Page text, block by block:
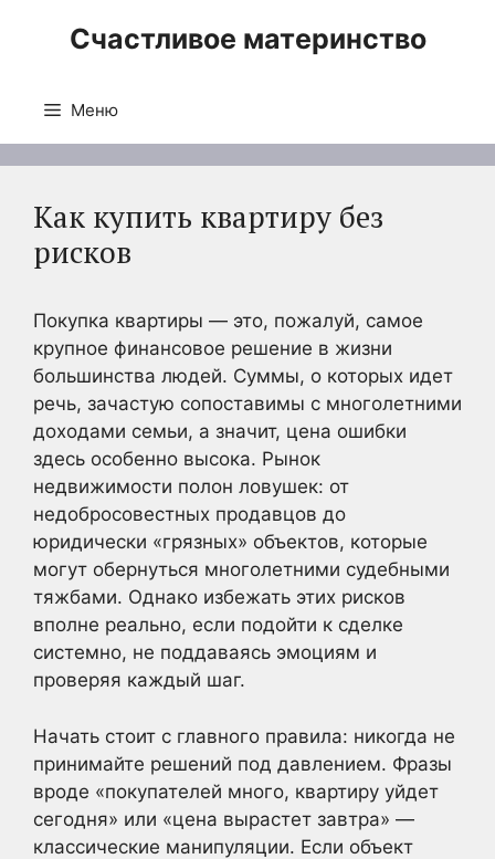
Счастливое материнство
Меню
Как купить квартиру без
рисков
Покупка квартиры — это, пожалуй, самое
крупное финансовое решение в жизни
большинства людей. Суммы, о которых идет
речь, зачастую сопоставимы с многолетними
доходами семьи, а значит, цена ошибки
здесь особенно высока. Рынок
недвижимости полон ловушек: от
недобросовестных продавцов до
юридически «грязных» объектов, которые
могут обернуться многолетними судебными
тяжбами. Однако избежать этих рисков
вполне реально, если подойти к сделке
системно, не поддаваясь эмоциям и
проверяя каждый шаг.
Начать стоит с главного правила: никогда не
принимайте решений под давлением. Фразы
вроде «покупателей много, квартиру уйдет
сегодня» или «цена вырастет завтра» —
классические манипуляции. Если объект